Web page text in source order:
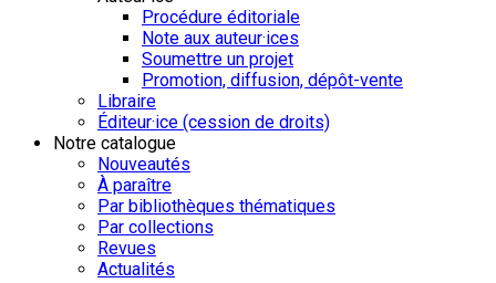
Procédure éditoriale
Note aux auteur·ices
Soumettre un projet
Promotion, diffusion, dépôt-vente
Libraire
Éditeur·ice (cession de droits)
Notre catalogue
Nouveautés
À paraître
Par bibliothèques thématiques
Par collections
Revues
Actualités